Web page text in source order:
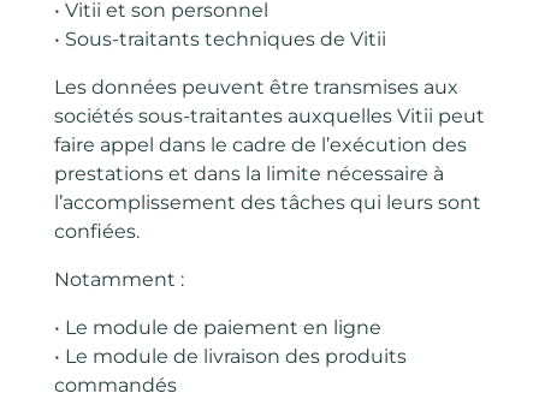
• Vitii et son personnel
• Sous-traitants techniques de Vitii
Les données peuvent être transmises aux
sociétés sous-traitantes auxquelles Vitii peut
faire appel dans le cadre de l’exécution des
prestations et dans la limite nécessaire à
l’accomplissement des tâches qui leurs sont
confiées.
Notamment :
• Le module de paiement en ligne
• Le module de livraison des produits
commandés